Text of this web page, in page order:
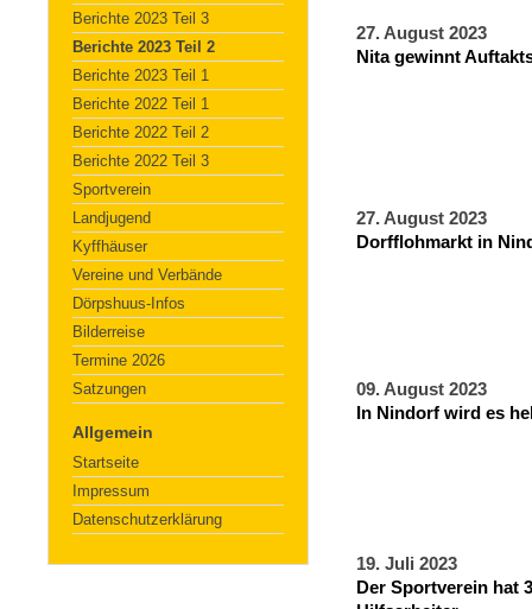
Berichte 2023 Teil 3
Berichte 2023 Teil 2
Berichte 2023 Teil 1
Berichte 2022 Teil 1
Berichte 2022 Teil 2
Berichte 2022 Teil 3
Sportverein
Landjugend
Kyffhäuser
Vereine und Verbände
Dörpshuus-Infos
Bilderreise
Termine 2026
Satzungen
Allgemein
Startseite
Impressum
Datenschutzerklärung
27. August 2023
Nita gewinnt
27. August 2023
Dorfflohmarkt in
09. August 2023
In Nindorf wird es
19. Juli 2023
Der Sportverein hat